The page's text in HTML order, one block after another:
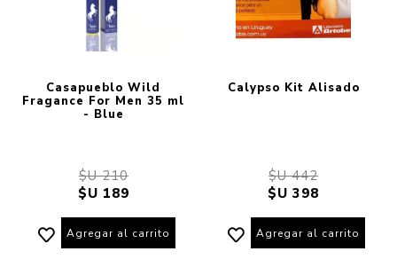
Casapueblo Wild
Fragance For Men 35 ml
- Blue
$U 210
$U 189
Agregar al carrito
Calypso Kit Alisado
$U 442
$U 398
Agregar al carrito